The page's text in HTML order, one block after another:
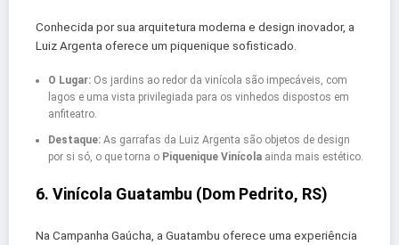
Conhecida por sua arquitetura moderna e design inovador, a
Luiz Argenta oferece um piquenique sofisticado.
O Lugar:Os jardins ao redor da vinícola são impecáveis, com
lagos e uma vista privilegiada para os vinhedos dispostos em
anfiteatro.
Destaque:As garrafas da Luiz Argenta são objetos de design
por si só, o que torna o Piquenique Vinícolaainda mais estético.
6. Vinícola Guatambu (Dom Pedrito, RS)
Na Campanha Gaúcha, a Guatambu oferece uma experiência